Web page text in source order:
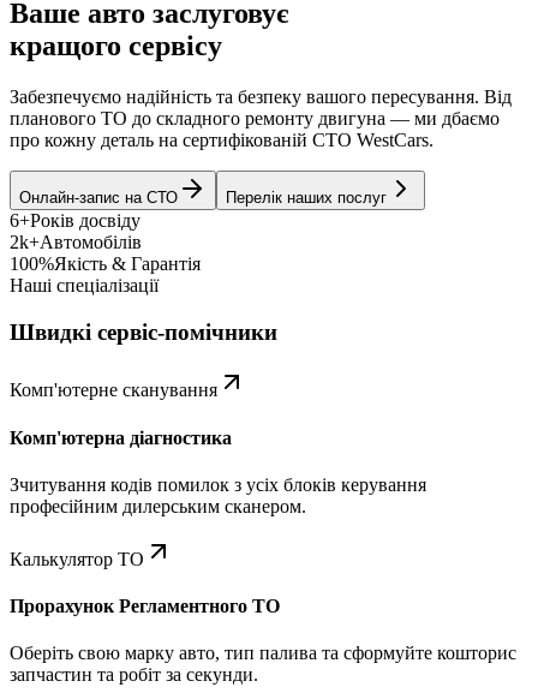
Ваше авто заслуговує
кращого сервісу
Забезпечуємо надійність та безпеку вашого пересування. Від
планового ТО до складного ремонту двигуна — ми дбаємо
про кожну деталь на сертифікованій СТО WestCars.
Онлайн-запис на СТО Перелік наших послуг
6+Років досвіду
2k+Автомобілів
100%Якість & Гарантія
Наші спеціалізації
Швидкі сервіс-помічники
Комп'ютерне сканування
Комп'ютерна діагностика
Зчитування кодів помилок з усіх блоків керування
професійним дилерським сканером.
Калькулятор ТО
Прорахунок Регламентного ТО
Оберіть свою марку авто, тип палива та сформуйте кошторис
запчастин та робіт за секунди.